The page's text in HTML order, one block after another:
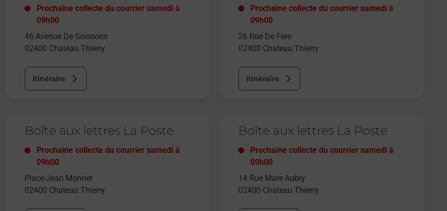
Prochaine collecte du courrier samedi à
09h00
46 Avenue De Soissons
02400 Chateau Thierry
Itinéraire
Prochaine collecte du courriersamedi à
09h00
26 Rue De Fere
02400 Chateau Thierry
Itinéraire
Boîte aux lettres La Poste
Prochaine collecte du courrier samedi à
09h00
Place Jean Monnet
02400 Chateau Thierry
Boîte aux lettres La Poste
Prochaine collecte du courriersamedi à
09h00
14 Rue Mare Aubry
02400 Chateau Thierry